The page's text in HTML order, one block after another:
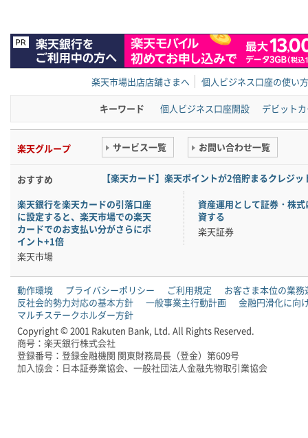
楽天市場出店店舗さまへ 個人ビジネス口座の使い方
キーワード 個人ビジネス口座開設 デビット
楽天グループ サービス一覧 お問い合わせ一覧
おすすめ
【楽天カード】楽天ポイントが2倍貯まるクレジ
楽天銀行を楽天カードの引落口座
に設定すると、楽天市場での楽天
カードでのお支払い分がさらにポ
イント+1倍
楽天市場
資産運用として証券・株式
資する
楽天証券
動作環境 プライバシーポリシー ご利用規定
お客さま本位の業務
反社会的勢力対応の基本方針
一般事業主行動計画
金融円滑化に向
マルチステークホルダー方針
Copyright © 2001 Rakuten Bank, Ltd. All Rights Reserved.
商号：楽天銀行株式会社
登録番号：登録金融機関 関東財務局長（登金）第609号
加入協会：日本証券業協会、一般社団法人金融先物取引業協会